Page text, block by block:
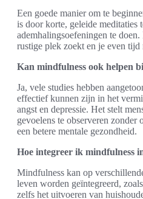
Een goede manier om te
is door korte, geleide meditaties
ademhalingsoefeningen te
rustige plek zoekt en je even tijd
Kan mindfulness ook helpen
Ja, vele studies hebben
effectief kunnen zijn in het
angst en depressie. Het stelt
gevoelens te observeren zonder
een betere mentale gezondheid.
Hoe integreer ik mindfulness
Mindfulness kan op
leven worden geïntegreerd,
zelfs het uitvoeren van